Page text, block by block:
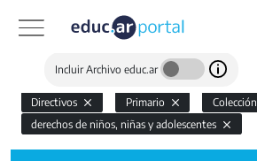
Incluir Archivo educ.ar
Directivos Primario
Colección
derechos de niños, niñas y adolescentes